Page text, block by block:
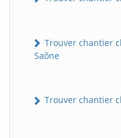
Trouver chantier
Saône
Trouver chantier